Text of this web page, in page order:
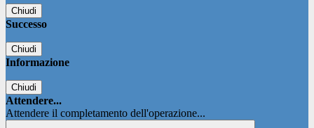
Chiudi
Successo
Chiudi
Informazione
Chiudi
Attendere...
Attendere il completamento dell'operazione...